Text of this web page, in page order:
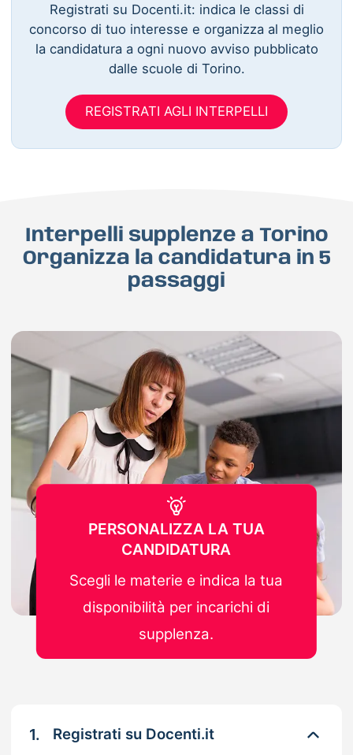
Registrati su Docenti.it: indica le classi di
concorso di tuo interesse e organizza al meglio
la candidatura a ogni nuovo avviso pubblicato
dalle scuole di Torino.
REGISTRATI AGLI INTERPELLI
Interpelli supplenze a Torino
Organizza la candidatura in 5
passaggi
1. Registrati su Docenti.it
PERSONALIZZA LA TUA
CANDIDATURA
Scegli le materie e indica la tua
disponibilità per incarichi di
supplenza.